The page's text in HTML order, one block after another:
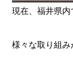
現在、福井県内
様々な取り組み